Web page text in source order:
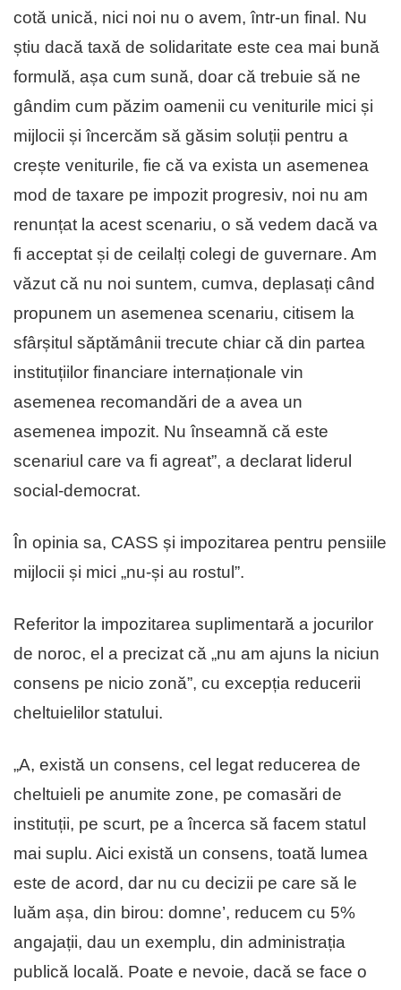
cotă unică, nici noi nu o avem, într-un final. Nu
știu dacă taxă de solidaritate este cea mai bună
formulă, așa cum sună, doar că trebuie să ne
gândim cum păzim oamenii cu veniturile mici și
mijlocii și încercăm să găsim soluții pentru a
crește veniturile, fie că va exista un asemenea
mod de taxare pe impozit progresiv, noi nu am
renunțat la acest scenariu, o să vedem dacă va
fi acceptat și de ceilalți colegi de guvernare. Am
văzut că nu noi suntem, cumva, deplasați când
propunem un asemenea scenariu, citisem la
sfârșitul săptămânii trecute chiar că din partea
instituțiilor financiare internaționale vin
asemenea recomandări de a avea un
asemenea impozit. Nu înseamnă că este
scenariul care va fi agreat”, a declarat liderul
social-democrat.
În opinia sa, CASS și impozitarea pentru pensiile
mijlocii și mici „nu-și au rostul”.
Referitor la impozitarea suplimentară a jocurilor
de noroc, el a precizat că „nu am ajuns la niciun
consens pe nicio zonă”, cu excepția reducerii
cheltuielilor statului.
„A, există un consens, cel legat reducerea de
cheltuieli pe anumite zone, pe comasări de
instituții, pe scurt, pe a încerca să facem statul
mai suplu. Aici există un consens, toată lumea
este de acord, dar nu cu decizii pe care să le
luăm așa, din birou: domne’, reducem cu 5%
angajații, dau un exemplu, din administrația
publică locală. Poate e nevoie, dacă se face o